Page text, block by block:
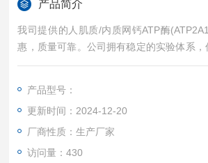
产品简介
我司提供的人肌质/内质网钙ATP酶
惠，质量可靠。公司拥有稳定的实验体系，
确的实验结果，是您值得信赖的合作伙伴
产品型号：
更新时间：2024-12-20
厂商性质：生产厂家
访问量：430